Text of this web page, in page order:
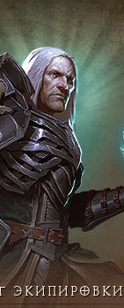
ЭКИПИРОВКИ